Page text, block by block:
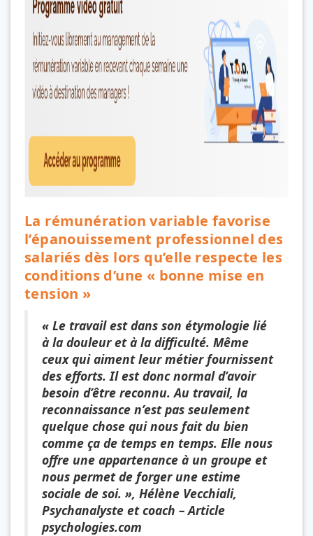
La rémunération variable favorise
l’épanouissement professionnel des
salariés dès lors qu’elle respecte les
conditions d’une « bonne mise en
tension »
« Le travail est dans son étymologie lié
à la douleur et à la difficulté. Même
ceux qui aiment leur métier fournissent
des efforts. Il est donc normal d’avoir
besoin d’être reconnu. Au travail, la
reconnaissance n’est pas seulement
quelque chose qui nous fait du bien
comme ça de temps en temps. Elle nous
offre une appartenance à un groupe et
nous permet de forger une estime
sociale de soi. », Hélène Vecchiali,
Psychanalyste et coach – Article
psychologies.com